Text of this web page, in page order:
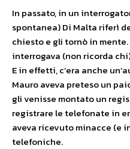
In passato, in un
spontanea) Di Malta riferì
chiesto e gli tornò in
interrogava (non ricorda
E in effetti, c’era anche
Mauro aveva preteso un
gli venisse montato un
registrare le telefonate in
aveva ricevuto minacce (e
telefoniche.